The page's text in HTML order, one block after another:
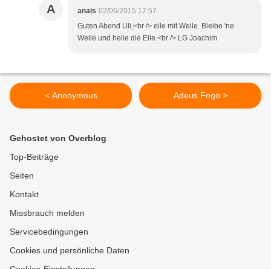
A anais 02/06/2015 17:57
Guten Abend Uli,<br /> eile mit Weile. Bleibe 'ne
Weile und heile die Eile.<br /> LG Joachim
< Anonymous Adeus Fogo >
Gehostet von Overblog
Top-Beiträge
Seiten
Kontakt
Missbrauch melden
Servicebedingungen
Cookies und persönliche Daten